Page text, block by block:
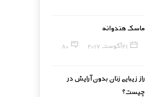
ماسک هندوانه
21 آگوست, 2017 80
راز زیبایی زنان بدون آرایش در
چیست؟